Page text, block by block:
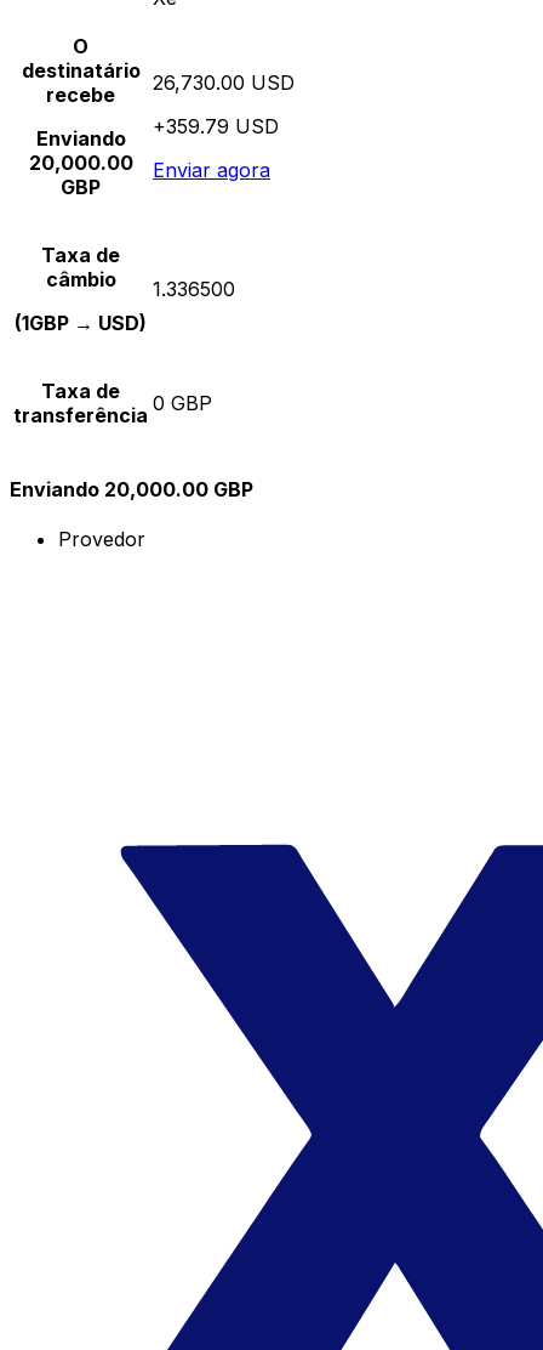
O
destinatário
recebe
Enviando
20,000.00
GBP
26,730.00 USD
+359.79 USD
Enviar agora
Taxa de
câmbio
(1GBP → USD)
1.336500
Taxa de
transferência 0 GBP
Enviando 20,000.00 GBP
Provedor